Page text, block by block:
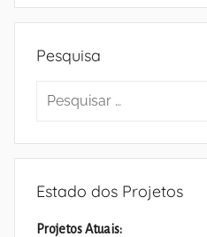
Pesquisa
Pesquisar
Estado dos Projetos
Projetos Atuais: